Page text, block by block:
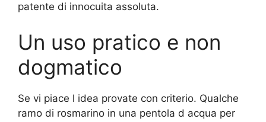
patente di innocuita assoluta.
Un uso pratico e non
dogmatico
Se vi piace l idea provate con criterio. Qualche
ramo di rosmarino in una pentola d acqua per